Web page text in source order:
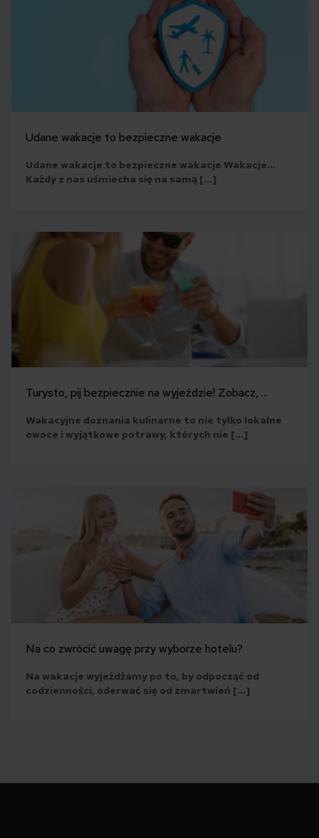
Udane wakacje to bezpieczne wakacje
Udane wakacje to bezpieczne wakacje Wakacje…
Każdy z nas uśmiecha się na samą […]
Turysto, pij bezpiecznie na wyjeździe! Zobacz, ...
Wakacyjne doznania kulinarne to nie tylko lokalne
owoce i wyjątkowe potrawy, których nie […]
Na co zwrócić uwagę przy wyborze hotelu?
Na wakacje wyjeżdżamy po to, by odpocząć od
codzienności, oderwać się od zmartwień […]